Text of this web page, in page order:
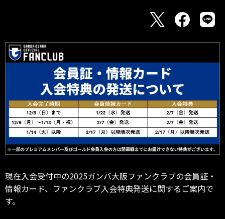
現在入会受付中の2025ガンバ大阪ファンクラブの会員証・
情報カード、ファンクラブ入会特典発送に関するご案内で
す。